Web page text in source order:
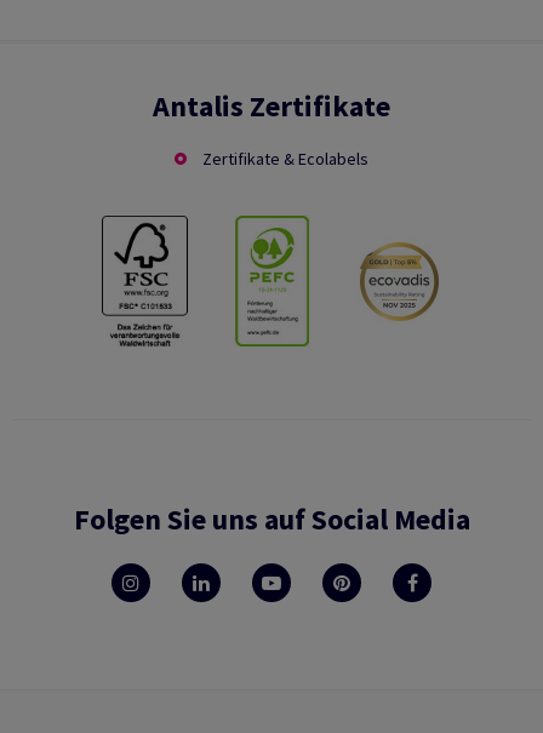
Antalis Zertifikate
Zertifikate & Ecolabels
Folgen Sie uns auf Social Media